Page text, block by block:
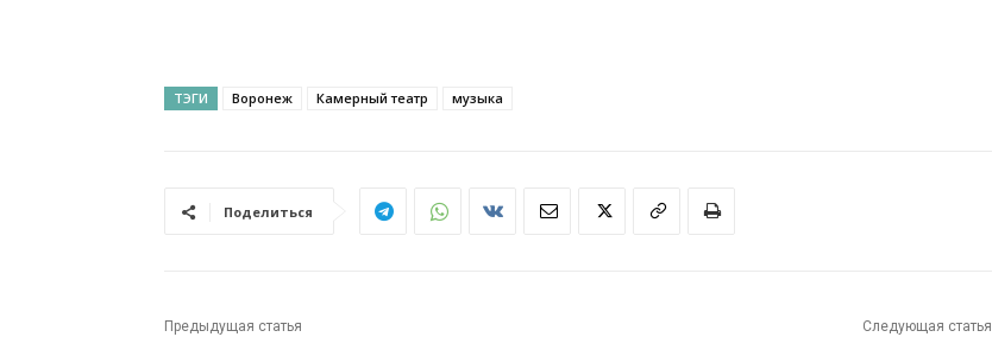
ТЭГИ Воронеж Камерный театр музыка
Поделиться
Предыдущая статья Следующая статья